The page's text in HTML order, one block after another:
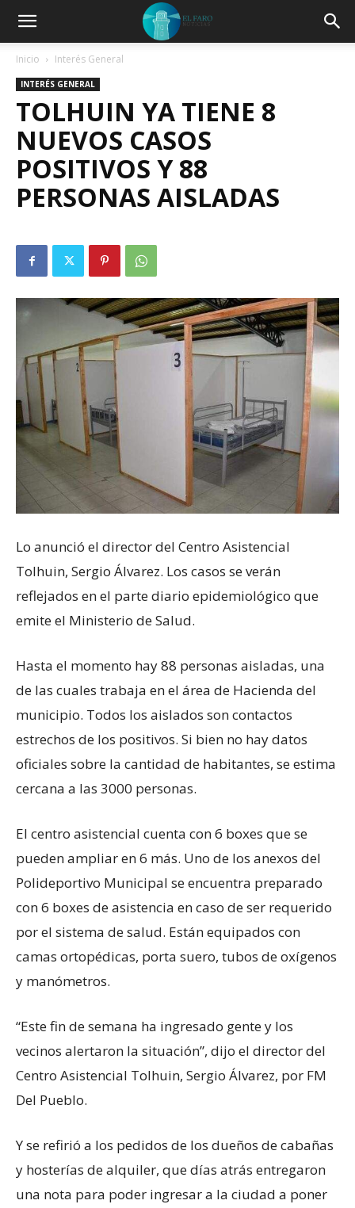
Inicio Interés General
INTERÉS GENERAL
TOLHUIN YA TIENE 8
NUEVOS CASOS
POSITIVOS Y 88
PERSONAS AISLADAS
Lo anunció el director del Centro Asistencial
Tolhuin, Sergio Álvarez. Los casos se verán
reflejados en el parte diario epidemiológico que
emite el Ministerio de Salud.
Hasta el momento hay 88 personas aisladas, una
de las cuales trabaja en el área de Hacienda del
municipio. Todos los aislados son contactos
estrechos de los positivos. Si bien no hay datos
oficiales sobre la cantidad de habitantes, se estima
cercana a las 3000 personas.
El centro asistencial cuenta con 6 boxes que se
pueden ampliar en 6 más. Uno de los anexos del
Polideportivo Municipal se encuentra preparado
con 6 boxes de asistencia en caso de ser requerido
por el sistema de salud. Están equipados con
camas ortopédicas, porta suero, tubos de oxígenos
y manómetros.
“Este fin de semana ha ingresado gente y los
vecinos alertaron la situación”, dijo el director del
Centro Asistencial Tolhuin, Sergio Álvarez, por FM
Del Pueblo.
Y se refirió a los pedidos de los dueños de cabañas
y hosterías de alquiler, que días atrás entregaron
una nota para poder ingresar a la ciudad a poner